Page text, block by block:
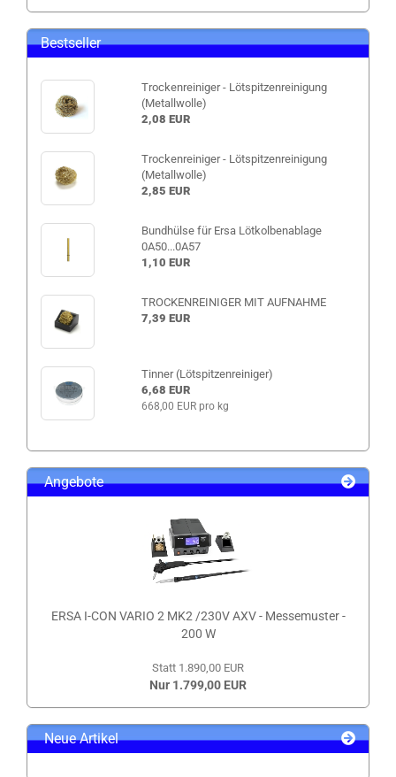
Bestseller
Trockenreiniger - Lötspitzenreinigung
(Metallwolle)
2,08 EUR
Trockenreiniger - Lötspitzenreinigung
(Metallwolle)
2,85 EUR
Bundhülse für Ersa Lötkolbenablage
0A50...0A57
1,10 EUR
TROCKENREINIGER MIT AUFNAHME
7,39 EUR
Tinner (Lötspitzenreiniger)
6,68 EUR
668,00 EUR pro kg
Angebote
ERSA I-CON VARIO 2 MK2 /230V AXV - Messemuster -
200 W
Statt 1.890,00 EUR
Nur 1.799,00 EUR
Neue Artikel